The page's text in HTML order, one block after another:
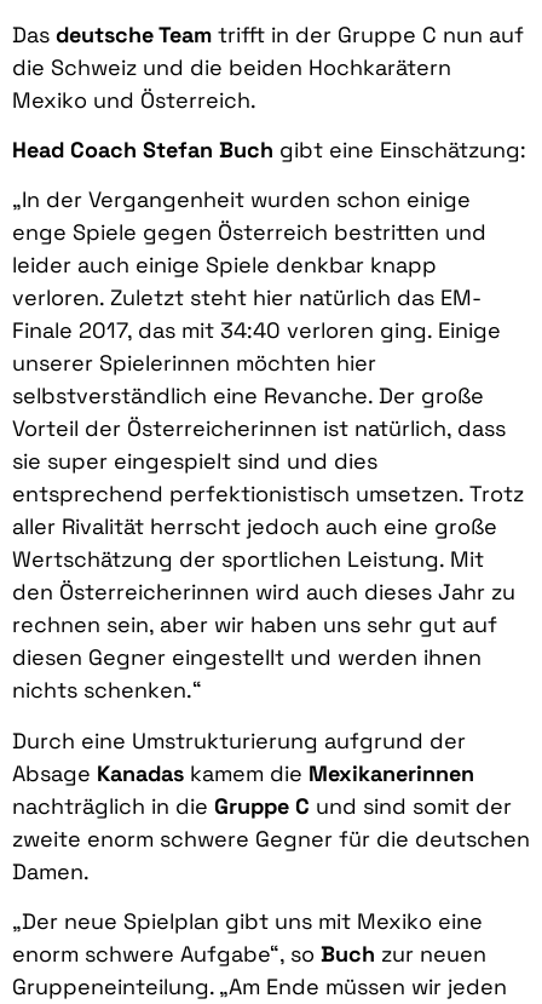
Das deutsche Team trifft in der Gruppe C nun auf
die Schweiz und die beiden Hochkarätern
Mexiko und Österreich.
Head Coach Stefan Buch gibt eine Einschätzung:
„In der Vergangenheit wurden schon einige
enge Spiele gegen Österreich bestritten und
leider auch einige Spiele denkbar knapp
verloren. Zuletzt steht hier natürlich das EM-
Finale 2017, das mit 34:40 verloren ging. Einige
unserer Spielerinnen möchten hier
selbstverständlich eine Revanche. Der große
Vorteil der Österreicherinnen ist natürlich, dass
sie super eingespielt sind und dies
entsprechend perfektionistisch umsetzen. Trotz
aller Rivalität herrscht jedoch auch eine große
Wertschätzung der sportlichen Leistung. Mit
den Österreicherinnen wird auch dieses Jahr zu
rechnen sein, aber wir haben uns sehr gut auf
diesen Gegner eingestellt und werden ihnen
nichts schenken.“
Durch eine Umstrukturierung aufgrund der
Absage Kanadas kamem die Mexikanerinnen
nachträglich in die Gruppe C und sind somit der
zweite enorm schwere Gegner für die deutschen
Damen.
„Der neue Spielplan gibt uns mit Mexiko eine
enorm schwere Aufgabe“, so Buch zur neuen
Gruppeneinteilung. „Am Ende müssen wir jeden